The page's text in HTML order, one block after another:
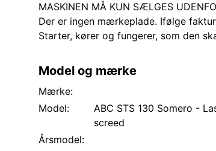
MASKINEN MÅ KUN SÆLGES
Der er ingen mærkeplade. Ifølge
Starter, kører og fungerer, som den
Model og mærke
Mærke:
Model:
ABC STS 130 Somero -
screed
Årsmodel: